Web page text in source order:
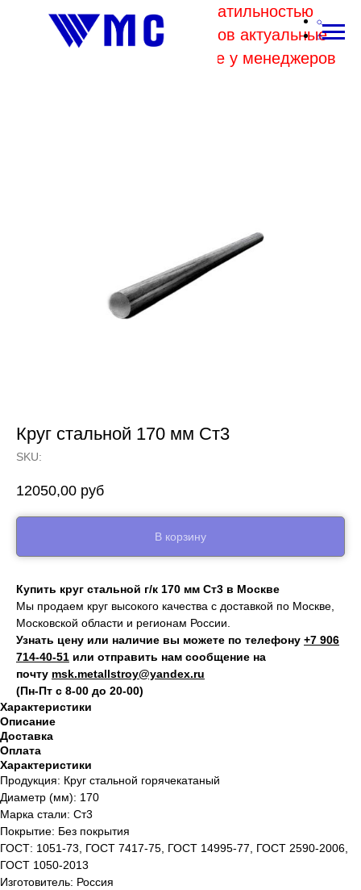
В связи с высокой волатильностью
отпускных цен комбинатов актуальные
цены на металл уточняйте у менеджеров
Круг стальной 170 мм Ст3
SKU:
12050,00 руб
В корзину
Купить круг стальной г/к 170 мм Ст3 в Москве
Мы продаем круг высокого качества с доставкой по Москве,
Московской области и регионам России.
Узнать цену или наличие вы можете по телефону +7 906
714‑40-51 или отправить нам сообщение на
почту msk.metallstroy@yandex.ru
(Пн-Пт с 8-00 до 20-00)
Характеристики
Описание
Доставка
Оплата
Характеристики
Продукция: Круг стальной горячекатаный
Диаметр (мм): 170
Марка стали: Ст3
Покрытие: Без покрытия
ГОСТ: 1051-73, ГОСТ 7417-75, ГОСТ 14995-77, ГОСТ 2590-2006,
ГОСТ 1050-2013
Изготовитель: Россия